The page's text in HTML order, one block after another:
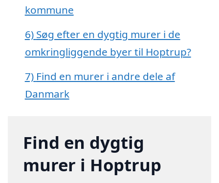
kommune
6) Søg efter en dygtig murer i de
omkringliggende byer til Hoptrup?
7) Find en murer i andre dele af
Danmark
Find en dygtig
murer i Hoptrup